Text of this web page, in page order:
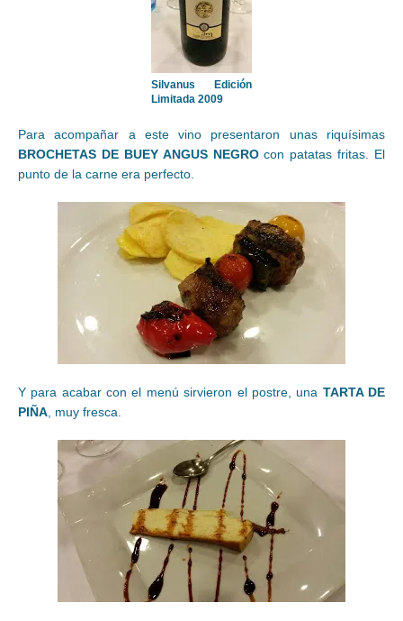
Silvanus Edición
Limitada 2009
Para acompañar a este vino presentaron unas riquísimas
BROCHETAS DE BUEY ANGUS NEGROcon patatas fritas. El
punto de la carne era perfecto.
Y para acabar con el menú sirvieron el postre, una TARTA DE
PIÑA , muy fresca.